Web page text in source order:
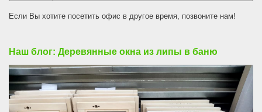
Если Вы хотите посетить офис в другое время, позвоните нам!
Наш блог: Деревянные окна из липы в баню